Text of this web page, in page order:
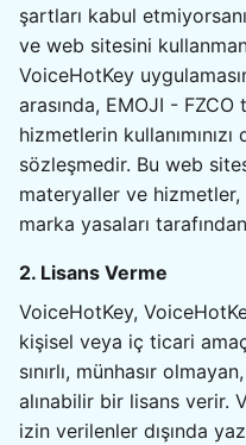
şartları kabul
ve web sitesini
VoiceHotKey
arasında, EMOJI - FZCO
hizmetlerin
sözleşmedir. Bu web
materyaller ve
marka yasaları
2. Lisans Verme
VoiceHotKey,
kişisel veya iç ticari
sınırlı, münhasır
alınabilir bir lisans verir.
izin verilenler dışında